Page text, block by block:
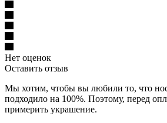
Нет оценок
Оставить отзыв
Мы хотим, чтобы вы любили то, что
подходило на 100%. Поэтому, перед
примерить украшение.